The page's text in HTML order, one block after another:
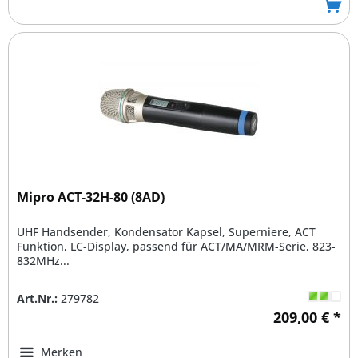
Mipro ACT-32H-80 (8AD)
UHF Handsender, Kondensator Kapsel, Superniere, ACT
Funktion, LC-Display, passend für ACT/MA/MRM-Serie, 823-
832MHz...
Art.Nr.: 279782
209,00 € *
Merken